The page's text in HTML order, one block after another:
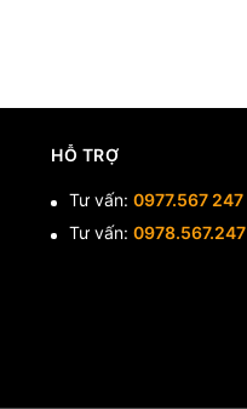
HỖ TRỢ
Tư vấn: 0977.567 247
Tư vấn: 0978.567.247